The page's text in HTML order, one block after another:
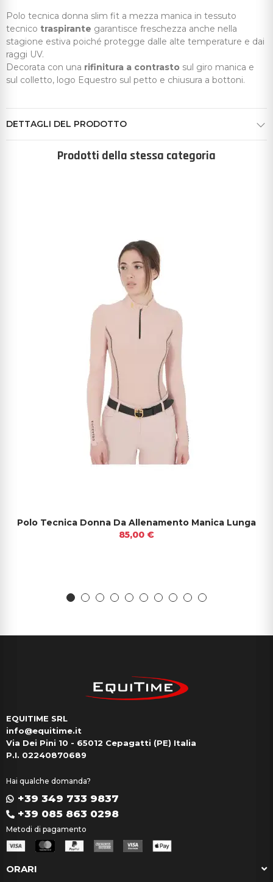
Polo tecnica donna slim fit a mezza manica in tessuto
tecnico traspirante garantisce freschezza anche nella
stagione estiva poiché protegge dalle alte temperature e dai
raggi UV.
Decorata con una rifinitura a contrasto sul giro manica e
sul colletto, logo Equestro sul petto e chiusura a bottoni.
DETTAGLI DEL PRODOTTO
Prodotti della stessa categoria
Polo Tecnica Donna Da Allenamento Manica Lunga
85,00 €
EQUITIME SRL
info@equitime.it
Via Dei Pini 10 - 65012 Cepagatti (PE) Italia
P.I. 02240870689
Hai qualche domanda?
+39 349 733 9837
+39 085 863 0298
Metodi di pagamento
ORARI